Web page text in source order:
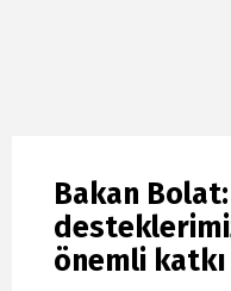
Bakan
önemli